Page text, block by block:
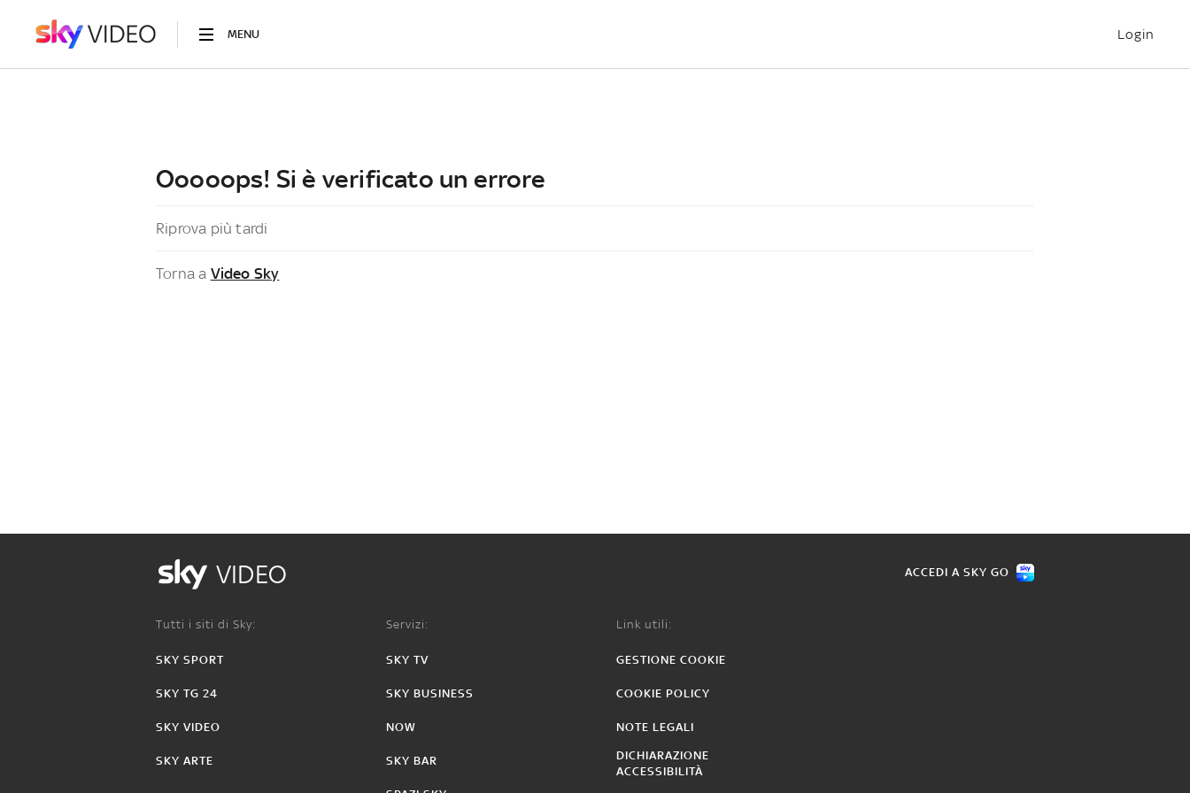
MENU Login
Ooooops! Si è verificato un errore
Riprova più tardi
Torna a Video Sky
VIDEO ACCEDI A SKY GO
Tutti i siti di Sky:
SKY SPORT
SKY TG 24
SKY VIDEO
SKY ARTE
Servizi:
SKY TV
SKY BUSINESS
NOW
SKY BAR
Link utili:
GESTIONE COOKIE
COOKIE POLICY
NOTE LEGALI
DICHIARAZIONE
ACCESSIBILITÀ